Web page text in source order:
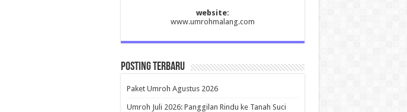
website:
www.umrohmalang.com
Posting Terbaru
Paket Umroh Agustus 2026
Umroh Juli 2026: Panggilan Rindu ke Tanah Suci